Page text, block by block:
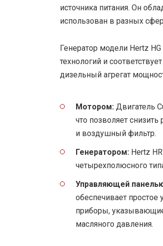
источника питания. Он
использован в разных
Генератор модели Hertz
технологий и
дизельный агрегат
Мотором: Двигатель
что позволяет
и воздушный фильтр.
Генератором: Hertz
четырехполюсного
Управляющей
обеспечивает простое
приборы,
масляного давления.